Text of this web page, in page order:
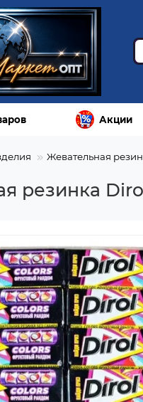
Акции
Жевательная
резинка